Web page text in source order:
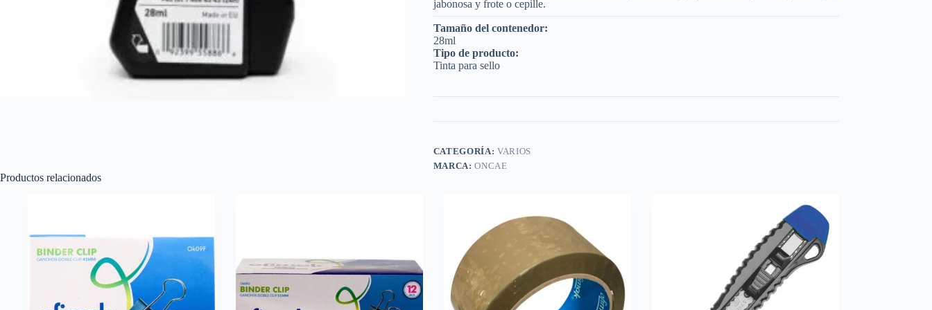
jabonosa y frote o cepille.​
Tamaño del contenedor:
28ml
Tipo de producto:
Tinta para sello
CATEGORÍA: VARIOS
MARCA:ONCAE
Productos relacionados